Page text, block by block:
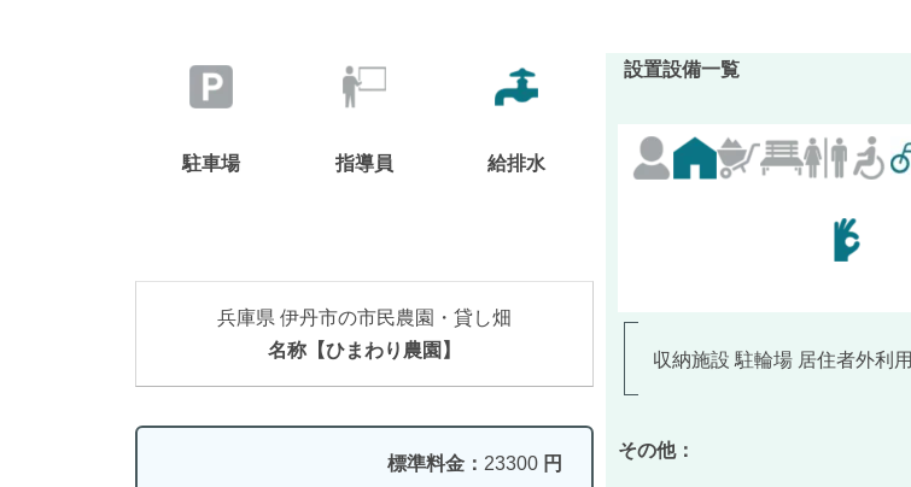
駐車場 指導員 給排水
兵庫県 伊丹市の市民農園・貸し畑
名称【ひまわり農園】
標準料金： 23300 円
設置設備一覧
収納施設 駐輪場 居住者外利用
その他：